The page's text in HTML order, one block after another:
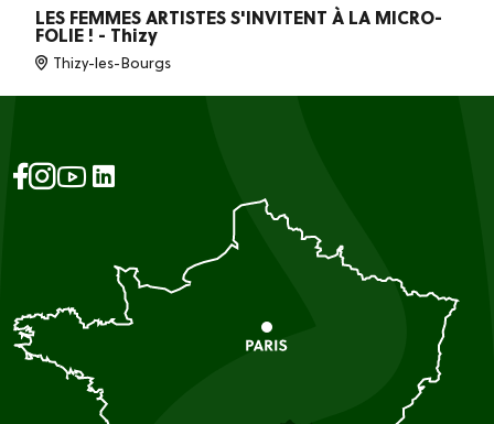
LES FEMMES ARTISTES S'INVITENT À LA MICRO-
FOLIE ! - Thizy
Thizy-les-Bourgs